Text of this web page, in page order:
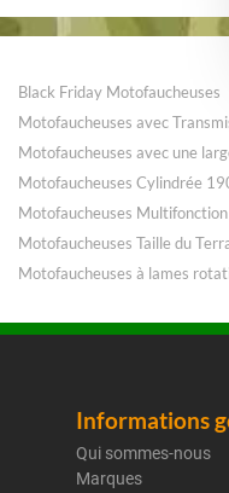
Black Friday Motofaucheuses
Motofaucheuses avec
Motofaucheuses avec une
Motofaucheuses Cylindrée
Motofaucheuses Multifonction
Motofaucheuses Taille du
Motofaucheuses à lames
Informations
Qui sommes-nous
Marques